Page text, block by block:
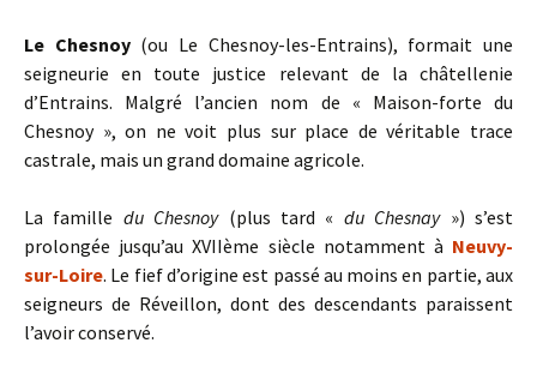
Le Chesnoy(ou Le Chesnoy-les-Entrains), formait une
seigneurie en toute justice relevant de la châtellenie
d’Entrains. Malgré l’ancien nom de « Maison-forte du
Chesnoy », on ne voit plus sur place de véritable trace
castrale, mais un grand domaine agricole.
La famille du Chesnoy(plus tard « du Chesnay ») s’est
prolongée jusqu’au XVIIème siècle notamment à Neuvy-
sur-Loire. Le fief d’origine est passé au moins en partie, aux
seigneurs de Réveillon, dont des descendants paraissent
l’avoir conservé.